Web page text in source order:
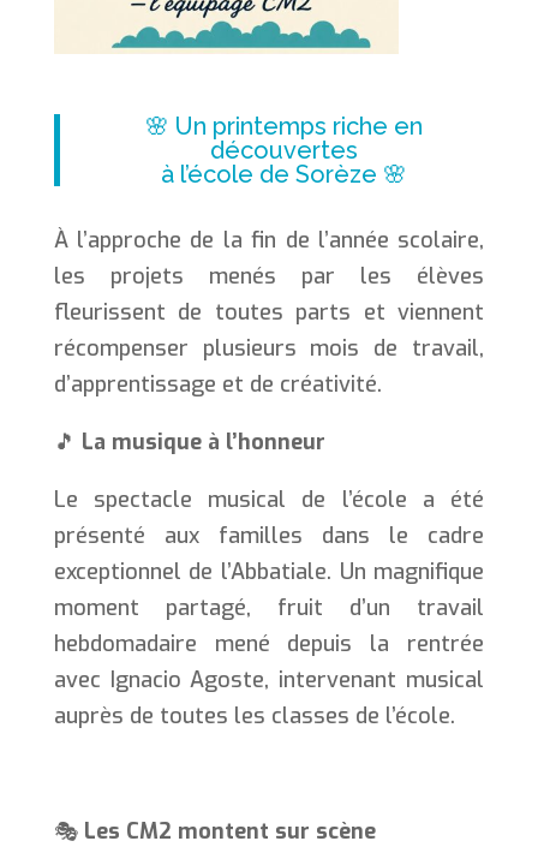
🌸 Un printemps riche en
découvertes
à l’école de Sorèze 🌸
À l’approche de la fin de l’année scolaire,
les projets menés par les élèves
fleurissent de toutes parts et viennent
récompenser plusieurs mois de travail,
d’apprentissage et de créativité.
🎵 La musique à l’honneur
Le spectacle musical de l’école a été
présenté aux familles dans le cadre
exceptionnel de l’Abbatiale. Un magnifique
moment partagé, fruit d’un travail
hebdomadaire mené depuis la rentrée
avec Ignacio Agoste, intervenant musical
auprès de toutes les classes de l’école.
🎭 Les CM2 montent sur scène